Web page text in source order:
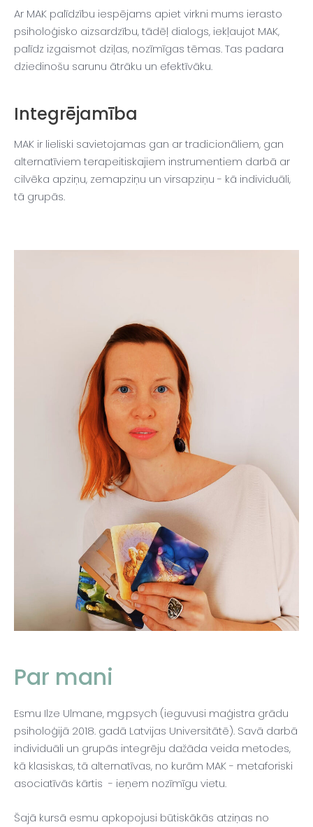
Ar MAK palīdzību iespējams apiet virkni mums ierasto
psiholoģisko aizsardzību, tādēļ dialogs, iekļaujot MAK,
palīdz izgaismot dziļas, nozīmīgas tēmas. Tas padara
dziedinošu sarunu ātrāku un efektīvāku.
Integrējamība
MAK ir lieliski savietojamas gan ar tradicionāliem, gan
alternatīviem terapeitiskajiem instrumentiem darbā ar
cilvēka apziņu, zemapziņu un virsapziņu - kā individuāli,
tā grupās.
Par mani
Esmu Ilze Ulmane, mg.psych (ieguvusi maģistra grādu
psiholoģijā 2018. gadā Latvijas Universitātē). Savā darbā
individuāli un grupās integrēju dažāda veida metodes,
kā klasiskas, tā alternatīvas, no kurām MAK - metaforiski
asociatīvās kārtis - ieņem nozīmīgu vietu.
Šajā kursā esmu apkopojusi būtiskākās atziņas no